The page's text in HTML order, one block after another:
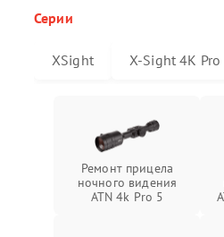
Серии
XSight X-Sight 4K Pro
Ремонт прицела
ночного видения
ATN 4k Pro 5